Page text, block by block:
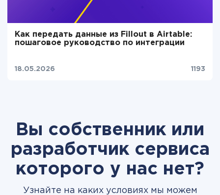
Как передать данные из Fillout в Airtable:
пошаговое руководство по интеграции
18.05.2026 1193
Вы собственник или
разработчик сервиса
которого у нас нет?
Узнайте на каких условиях мы можем